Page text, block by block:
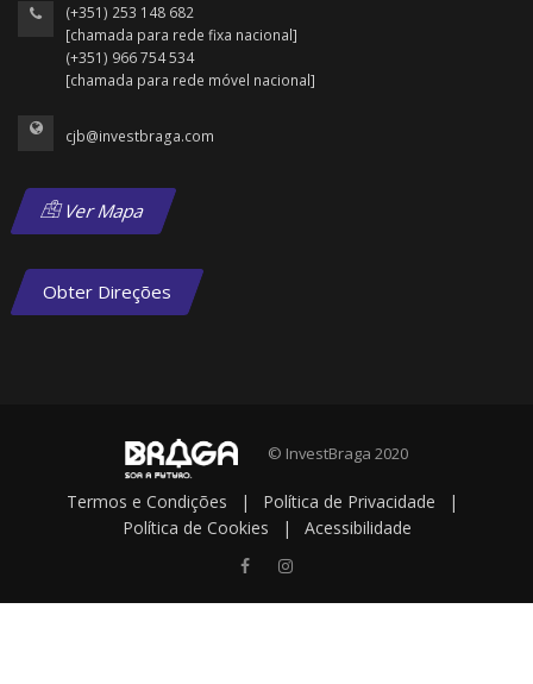
(+351) 253 148 682
[chamada para rede fixa nacional]
(+351) 966 754 534
[chamada para rede móvel nacional]
cjb@investbraga.com
Ver Mapa
Obter Direções
© InvestBraga 2020
Termos e Condições | Política de Privacidade
|
Política de Cookies
| Acessibilidade